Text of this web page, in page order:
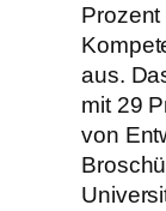
aus.
mit 29
von